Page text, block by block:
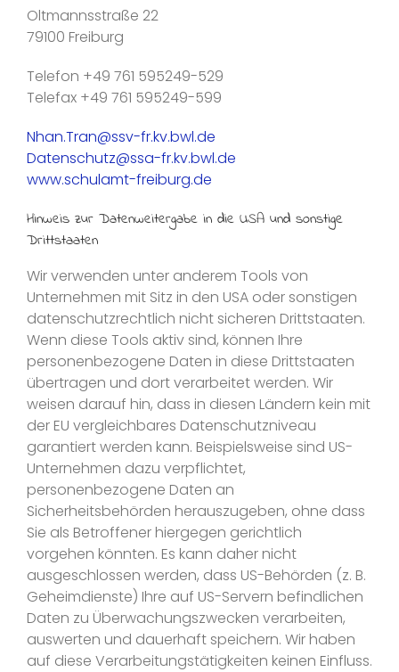
Oltmannsstraße 22
79100 Freiburg
Telefon +49 761 595249-529
Telefax +49 761 595249-599
Nhan.Tran@ssv-fr.kv.bwl.de
Datenschutz@ssa-fr.kv.bwl.de
www.schulamt-freiburg.de
Hinweis zur Datenweitergabe in die USA und sonstige
Drittstaaten
Wir verwenden unter anderem Tools von
Unternehmen mit Sitz in den USA oder sonstigen
datenschutzrechtlich nicht sicheren Drittstaaten.
Wenn diese Tools aktiv sind, können Ihre
personenbezogene Daten in diese Drittstaaten
übertragen und dort verarbeitet werden. Wir
weisen darauf hin, dass in diesen Ländern kein mit
der EU vergleichbares Datenschutzniveau
garantiert werden kann. Beispielsweise sind US-
Unternehmen dazu verpflichtet,
personenbezogene Daten an
Sicherheitsbehörden herauszugeben, ohne dass
Sie als Betroffener hiergegen gerichtlich
vorgehen könnten. Es kann daher nicht
ausgeschlossen werden, dass US-Behörden (z. B.
Geheimdienste) Ihre auf US-Servern befindlichen
Daten zu Überwachungszwecken verarbeiten,
auswerten und dauerhaft speichern. Wir haben
auf diese Verarbeitungstätigkeiten keinen Einfluss.